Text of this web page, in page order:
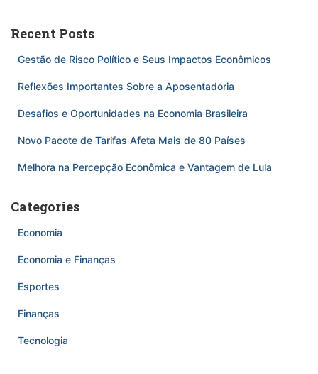
Recent Posts
Gestão de Risco Político e Seus Impactos Econômicos
Reflexões Importantes Sobre a Aposentadoria
Desafios e Oportunidades na Economia Brasileira
Novo Pacote de Tarifas Afeta Mais de 80 Países
Melhora na Percepção Econômica e Vantagem de Lula
Categories
Economia
Economia e Finanças
Esportes
Finanças
Tecnologia